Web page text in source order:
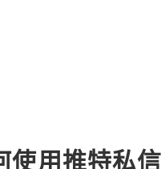
使用推特私